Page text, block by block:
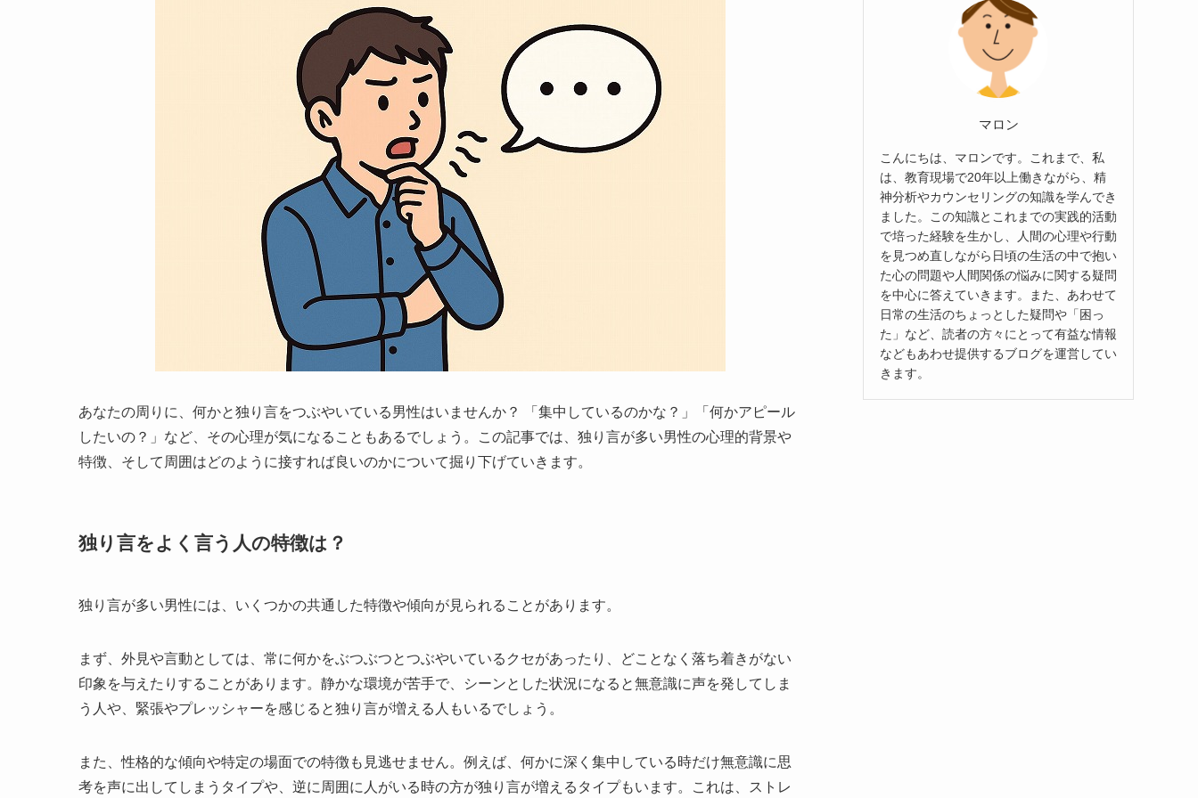
あなたの周りに、何かと独り言をつぶやいている男性はいませんか？ 「集中しているのかな？」「何かアピール
したいの？」など、その心理が気になることもあるでしょう。この記事では、独り言が多い男性の心理的背景や
特徴、そして周囲はどのように接すれば良いのかについて掘り下げていきます。
独り言をよく言う人の特徴は？
独り言が多い男性には、いくつかの共通した特徴や傾向が見られることがあります。
まず、外見や言動としては、常に何かをぶつぶつとつぶやいているクセがあったり、どことなく落ち着きがない
印象を与えたりすることがあります。静かな環境が苦手で、シーンとした状況になると無意識に声を発してしま
う人や、緊張やプレッシャーを感じると独り言が増える人もいるでしょう。
また、性格的な傾向や特定の場面での特徴も見逃せません。例えば、何かに深く集中している時だけ無意識に思
考を声に出してしまうタイプや、逆に周囲に人がいる時の方が独り言が増えるタイプもいます。これは、ストレ
マロン
こんにちは、マロンです。これまで、私
は、教育現場で20年以上働きながら、精
神分析やカウンセリングの知識を学んでき
ました。この知識とこれまでの実践的活動
で培った経験を生かし、人間の心理や行動
を見つめ直しながら日頃の生活の中で抱い
た心の問題や人間関係の悩みに関する疑問
を中心に答えていきます。また、あわせて
日常の生活のちょっとした疑問や「困っ
た」など、読者の方々にとって有益な情報
などもあわせ提供するブログを運営してい
きます。